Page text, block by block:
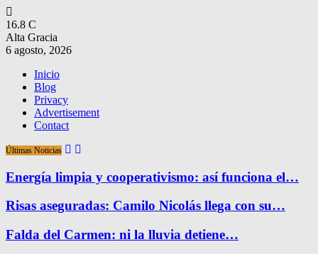
16.8 C
Alta Gracia
6 agosto, 2026
Inicio
Blog
Privacy
Advertisement
Contact
Últimas Noticias
Energía limpia y cooperativismo: así funciona el…
Risas aseguradas: Camilo Nicolás llega con su…
Falda del Carmen: ni la lluvia detiene…